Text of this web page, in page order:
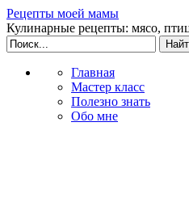
Рецепты моей мамы
Кулинарные рецепты: мясо,
Главная
Мастер класс
Полезно знать
Обо мне